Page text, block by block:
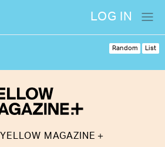
LOG IN
YELLOW MAGAZINE ＋
Random List